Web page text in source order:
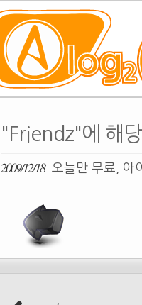
"Friendz"에 해
2009/12/18 오늘만 무료,